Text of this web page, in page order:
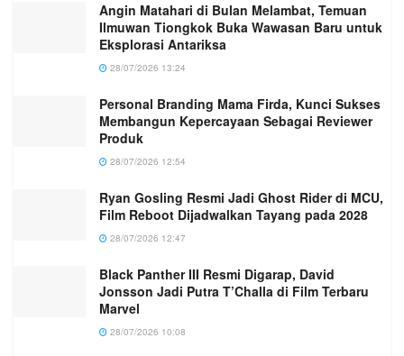
Angin Matahari di Bulan Melambat, Temuan
Ilmuwan Tiongkok Buka Wawasan Baru untuk
Eksplorasi Antariksa
28/07/2026 13:24
Personal Branding Mama Firda, Kunci Sukses
Membangun Kepercayaan Sebagai Reviewer
Produk
28/07/2026 12:54
Ryan Gosling Resmi Jadi Ghost Rider di MCU,
Film Reboot Dijadwalkan Tayang pada 2028
28/07/2026 12:47
Black Panther III Resmi Digarap, David
Jonsson Jadi Putra T’Challa di Film Terbaru
Marvel
28/07/2026 10:08